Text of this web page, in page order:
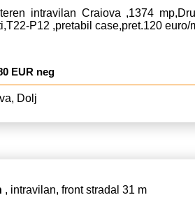
intravilan Craiova ,1374
P12 ,pretabil case,pret.120 euro/
EUR neg
Dolj
, intravilan, front stradal 31 m